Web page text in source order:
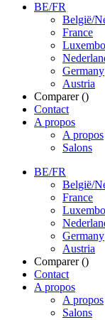
BE/FR
België/
France
Germany
Austria
Comparer ()
Contact
A propos
A propos
Salons
BE/FR
België/
France
Germany
Austria
Comparer ()
Contact
A propos
A propos
Salons